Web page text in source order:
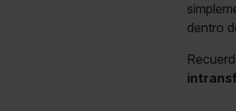
dentro